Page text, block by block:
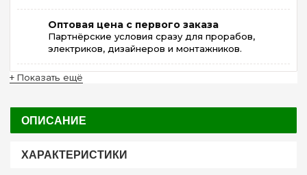
Оптовая цена с первого заказа
Партнёрские условия сразу для прорабов,
электриков, дизайнеров и монтажников.
+ Показать ещё
ОПИСАНИЕ
ХАРАКТЕРИСТИКИ